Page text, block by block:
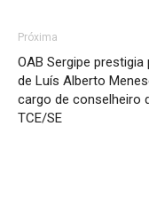
Próxima
OAB Sergipe prestigia
de Luís Alberto
cargo de conselheiro
TCE/SE